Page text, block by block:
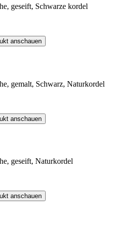
geseift, Schwarze kordel
anschauen
gemalt, Schwarz, Naturkordel
anschauen
geseift, Naturkordel
anschauen